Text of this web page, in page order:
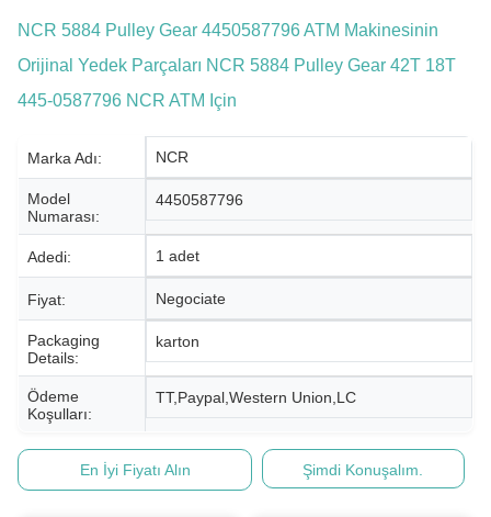
NCR 5884 Pulley Gear 4450587796 ATM Makinesinin
Orijinal Yedek Parçaları NCR 5884 Pulley Gear 42T 18T
445-0587796 NCR ATM Için
Marka Adı: NCR
Model
Numarası:
4450587796
Adedi: 1 adet
Fiyat: Negociate
Packaging
Details:
karton
Ödeme
Koşulları:
TT,Paypal,Western Union,LC
En İyi Fiyatı Alın Şimdi Konuşalım.